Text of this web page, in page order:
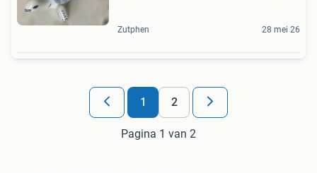
Zutphen 28 mei 26
1 2
Pagina 1 van 2